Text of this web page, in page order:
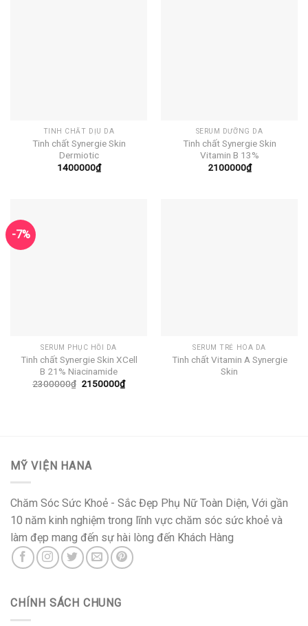
TINH CHẤT DỊU DA
Tinh chất Synergie Skin
Dermiotic
1400000₫
SERUM DƯỠNG DA
Tinh chất Synergie Skin
Vitamin B 13%
2100000₫
-7%
SERUM PHỤC HỒI DA
Tinh chất Synergie Skin XCell
B 21% Niacinamide
2300000₫ Giá
2150000₫Giá
hiện
SERUM TRẺ HÓA DA
Tinh chất Vitamin A Synergie
Skin
MỸ VIỆN HANA
Chăm Sóc Sức Khoẻ - Sắc Đẹp Phụ Nữ Toàn Diện, Với gần
10 năm kinh nghiệm trong lĩnh vực chăm sóc sức khoẻ và
làm đẹp mang đến sự hài lòng đến Khách Hàng
CHÍNH SÁCH CHUNG